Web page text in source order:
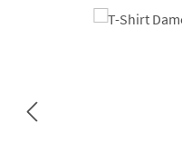
Bildergalerie überspringen